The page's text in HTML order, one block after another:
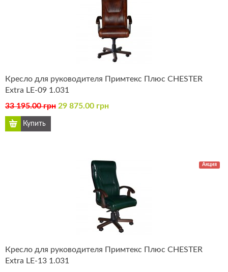
Кресло для руководителя Примтекс Плюс CHESTER
Extra LE-09 1.031
33 195.00 грн 29 875.00 грн
Акция
Кресло для руководителя Примтекс Плюс CHESTER
Extra LE-13 1.031